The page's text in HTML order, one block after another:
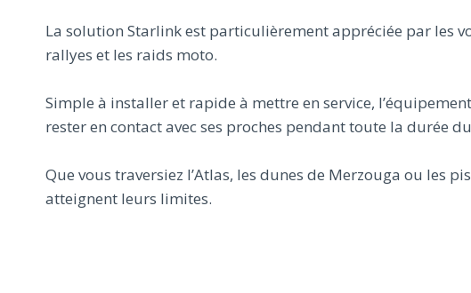
La solution Starlink est particulièrement appréciée par les
rallyes et les raids moto.
Simple à installer et rapide à mettre en service,
rester en contact avec ses proches pendant toute la durée
Que vous traversiez l’Atlas, les dunes de Merzouga ou les
atteignent leurs limites.